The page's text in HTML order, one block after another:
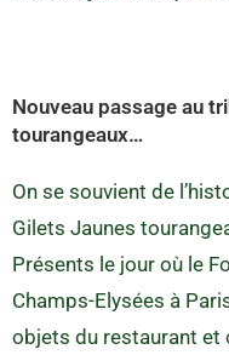
Nouveau passage au
tourangeaux…
On se souvient de
Gilets Jaunes
Présents le jour où le
Champs-Elysées à
objets du restaurant et